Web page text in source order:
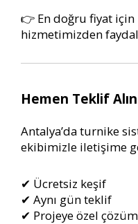
👉 En doğru fiyat
hizmetimizden
Hemen Teklif Alın
Antalya’da turnike
ekibimizle iletişime
✔ Ücretsiz keşif
✔ Aynı gün teklif
✔ Projeye özel çözüm